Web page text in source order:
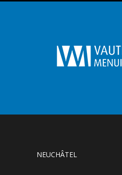
NEUCHÂTEL